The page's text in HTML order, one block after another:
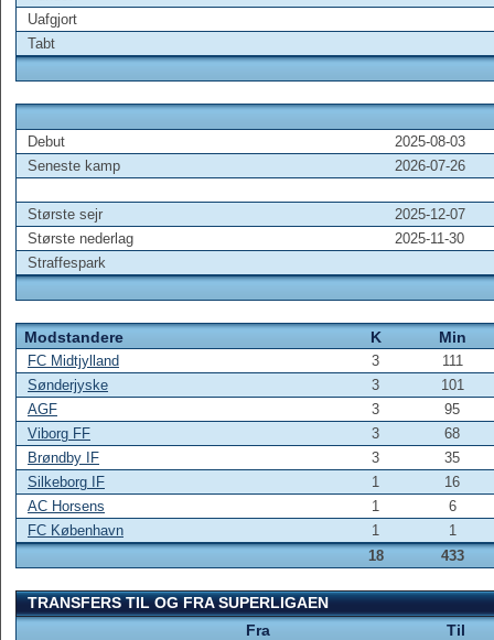
Uafgjort
Tabt
Debut
2025-08-03
Seneste kamp
2026-07-26
Største sejr
2025-12-07
Største nederlag
2025-11-30
Straffespark
Modstandere K Min
FC Midtjylland 3
111
Sønderjyske
3
101
AGF
3
95
Viborg FF
3
68
Brøndby IF
3
35
Silkeborg IF
1
16
AC Horsens
1
6
FC København
1
1
18
433
TRANSFERS TIL OG FRA SUPERLIGAEN
Fra
Til